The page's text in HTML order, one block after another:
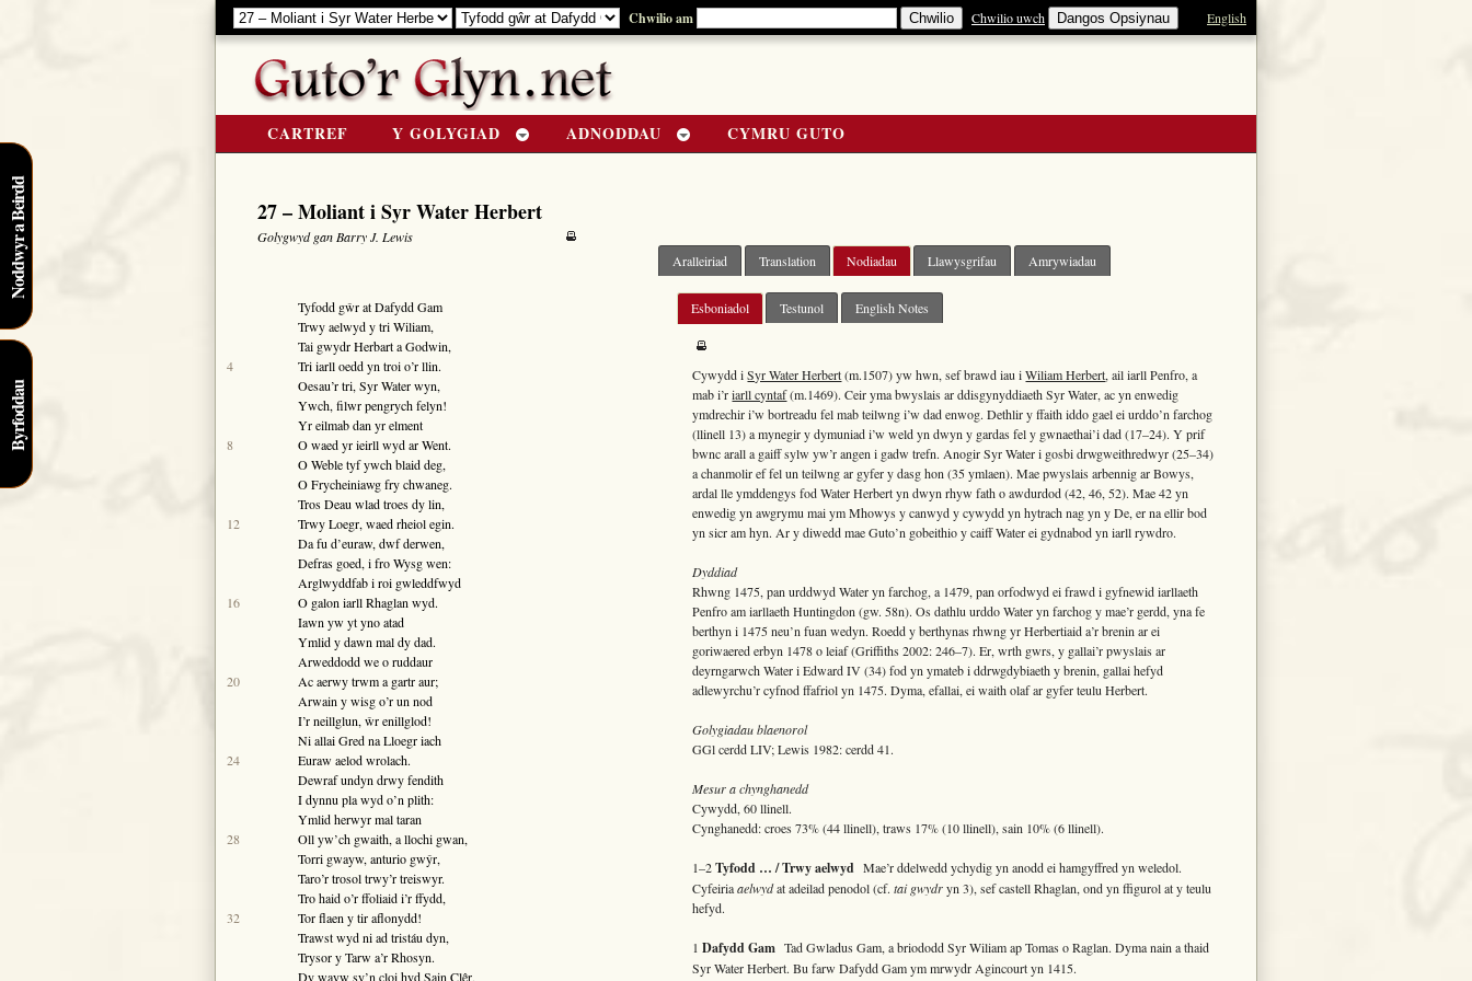
Chwilio am Chwilio uwch Dangos Opsiynau English
CARTREF Y GOLYGIAD ADNODDAU CYMRU GUTO
27 – Moliant i Syr Water Herbert
Golygwyd gan Barry J. Lewis
Tyfodd gŵr atDafydd Gam
Trwy aelwyd ytri Wiliam,
Tai gwydrHerbartaGodwin,
4
Tri iarll oedd yn troi o’r llin.
Oesau’r tri,Syr Waterwyn,
Ywch, filwr pengrych felyn!
Yr eilmab dan yr elment
8
O waed yr ieirll wyd arWent.
OWebletyf ywch blaid deg,
OFrycheiniawgfry chwaneg.
TrosDeauwlad troes dy lin,
12
TrwyLoegr, waed rheiol egin.
Da fu d’euraw, dwf derwen,
Defras goed, i froWysgwen:
Arglwyddfab i roi gwleddfwyd
16
O galon iarllRhaglanwyd.
Iawn yw yt yno atad
Ymlid y dawn mal dy dad.
Arweddodd we o ruddaur
20
Ac aerwy trwm a gartr aur;
Arwain y wisg o’r un nod
I’r neillglun, ŵr enillglod!
Ni allai Gred naLloegriach
24
Euraw aelod wrolach.
Dewraf undyn drwy fendith
I dynnu pla wyd o’n plith:
Ymlid herwyr mal taran
28
Oll yw’ch gwaith, a llochi gwan,
Torri gwayw, anturio gwŷr,
Taro’r trosol trwy’r treiswyr.
Tro haid o’r ffoliaid i’r ffydd,
32
Tor flaen y tir aflonydd!
Trawst wyd ni ad tristáu dyn,
Trysor y Tarw a’r Rhosyn.
Dy wayw sy’n cloi hydSain Clêr,
Aralleiriad Translation Nodiadau Llawysgrifau Amrywiadau
Esboniadol Testunol English Notes
Cywydd iSyr Water Herbert(m.1507) yw hwn, sef brawd iau iWiliam Herbert, ail iarll Penfro, a
mab i’riarll cyntaf(m.1469). Ceir yma bwyslais ar ddisgynyddiaeth Syr Water, ac yn enwedig
ymdrechir i’w bortreadu fel mab teilwng i’w dad enwog. Dethlir y ffaith iddo gael ei urddo’n farchog
(llinell 13) a mynegir y dymuniad i’w weld yn dwyn y gardas fel y gwnaethai’i dad (17–24). Y prif
bwnc arall a gaiff sylw yw’r angen i gadw trefn. Anogir Syr Water i gosbi drwgweithredwyr (25–34)
a chanmolir ef fel un teilwng ar gyfer y dasg hon (35 ymlaen). Mae pwyslais arbennig ar Bowys,
ardal lle ymddengys fod Water Herbert yn dwyn rhyw fath o awdurdod (42, 46, 52). Mae 42 yn
enwedig yn awgrymu mai ym Mhowys y canwyd y cywydd yn hytrach nag yn y De, er na ellir bod
yn sicr am hyn. Ar y diwedd mae Guto’n gobeithio y caiff Water ei gydnabod yn iarll rywdro.
Dyddiad
Rhwng 1475, pan urddwyd Water yn farchog, a 1479, pan orfodwyd ei frawd i gyfnewid iarllaeth
Penfro am iarllaeth Huntingdon (gw. 58n). Os dathlu urddo Water yn farchog y mae’r gerdd, yna fe
berthyn i 1475 neu’n fuan wedyn. Roedd y berthynas rhwng yr Herbertiaid a’r brenin ar ei
goriwaered erbyn 1478 o leiaf (Griffiths 2002: 246–7). Er, wrth gwrs, y gallai’r pwyslais ar
deyrngarwch Water i Edward IV (34) fod yn ymateb i ddrwgdybiaeth y brenin, gallai hefyd
adlewyrchu’r cyfnod ffafriol yn 1475. Dyma, efallai, ei waith olaf ar gyfer teulu Herbert.
Golygiadau blaenorol
GGl cerdd LIV; Lewis 1982: cerdd 41.
Mesur a chynghanedd
Cywydd, 60 llinell.
Cynghanedd: croes 73% (44 llinell), traws 17% (10 llinell), sain 10% (6 llinell).
1–2Tyfodd … / Trwy aelwyd Mae’r ddelwedd ychydig yn anodd ei hamgyffred yn weledol.
Cyfeiriaaelwydat adeilad penodol (cf.tai gwydryn 3), sef castell Rhaglan, ond yn ffigurol at y teulu
hefyd.
1Dafydd Gam Tad Gwladus Gam, a briododd Syr Wiliam ap Tomas o Raglan. Dyma nain a thaid
Syr Water Herbert. Bu farw Dafydd Gam ym mrwydr Agincourt yn 1415.
Noddwyr a Beirdd
Byrfoddau